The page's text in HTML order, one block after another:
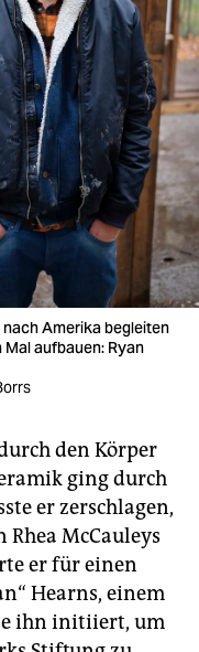
nach Amerika begleiten
aufbauen: Ryan
den Körper
ging durch
er zerschlagen,
McCauleys
er für einen
Hearns, einem
ihn initiiert, um